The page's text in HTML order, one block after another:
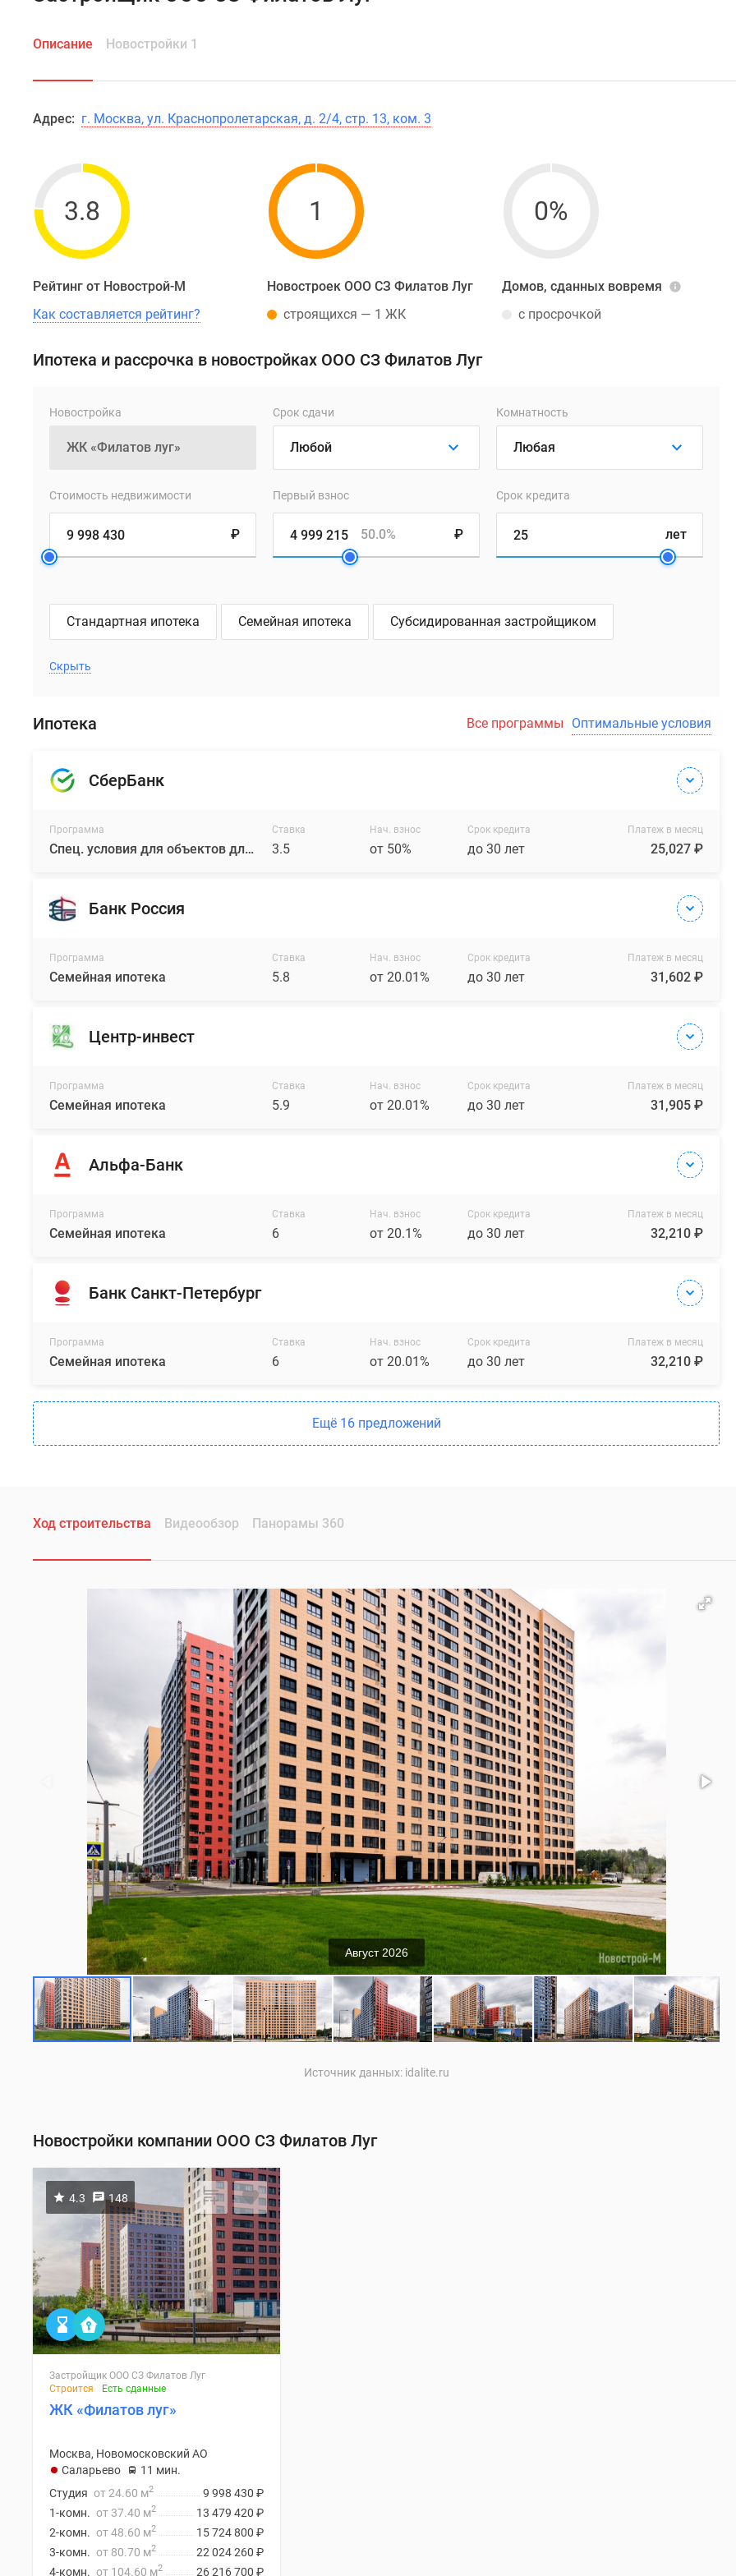
Описание Новостройки 1
Адрес: г. Москва, ул. Краснопролетарская, д. 2/4, стр. 13, ком. 3
3.8
Рейтинг от Новострой-М
Как составляется рейтинг?
1
Новостроек ООО СЗ Филатов Луг
строящихся — 1 ЖК
0%
Домов, сданных вовремя
с просрочкой
Ипотека и рассрочка в новостройках ООО СЗ Филатов Луг
Новостройка Срок сдачи Комнатность
Стоимость недвижимости
₽
Первый взнос
₽
50.0%
Срок кредита
лет
Стандартная ипотека Семейная ипотека Субсидированная застройщиком
Скрыть
Ипотека Все программы Оптимальные условия
СберБанк
Программа
Спец. условия для объектов для АО «СЗ «Вектор недвижимости»
Ставка
3.5
Нач. взнос
от 50%
Срок кредита
до 30 лет
Платеж в месяц
25,027 ₽
Банк Россия
Программа
Семейная ипотека
Ставка
5.8
Нач. взнос
от 20.01%
Срок кредита
до 30 лет
Платеж в месяц
31,602 ₽
Центр-инвест
Программа
Семейная ипотека
Ставка
5.9
Нач. взнос
от 20.01%
Срок кредита
до 30 лет
Платеж в месяц
31,905 ₽
Альфа-Банк
Программа
Семейная ипотека
Ставка
6
Нач. взнос
от 20.1%
Срок кредита
до 30 лет
Платеж в месяц
32,210 ₽
Банк Санкт-Петербург
Программа
Семейная ипотека
Ставка
6
Нач. взнос
от 20.01%
Срок кредита
до 30 лет
Платеж в месяц
32,210 ₽
Ещё 16 предложений
Ход строительства Видеообзор Панорамы 360
Август 2026
Источник данных: idalite.ru
Новостройки компании ООО СЗ Филатов Луг
4.3 148
Застройщик ООО СЗ Филатов Луг
Строится
Есть сданные
ЖК «Филатов луг»
Москва, Новомосковский АО
Саларьево
11 мин.
9 998 430 ₽
Студия от 24.60 м2
13 479 420 ₽
1-комн. от 37.40 м2
15 724 800 ₽
2-комн. от 48.60 м2
22 024 260 ₽
3-комн. от 80.70 м2
26 216 700 ₽
4-комн. от 104.60 м2